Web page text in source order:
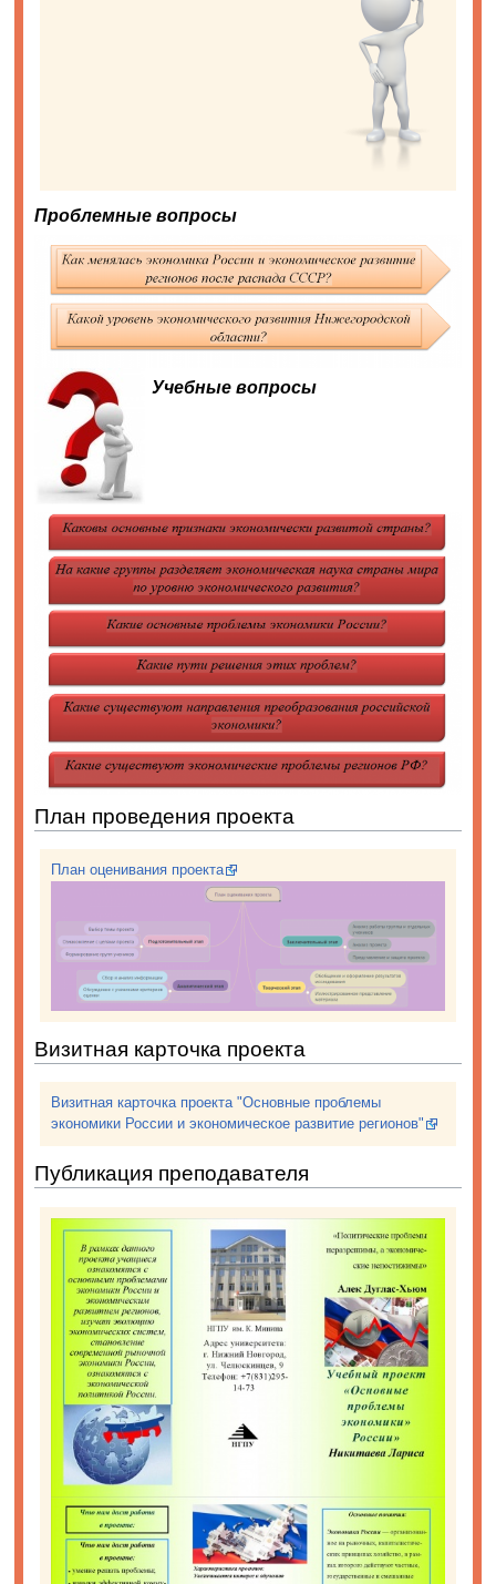
Проблемные вопросы
Учебные вопросы
План проведения проекта
План оценивания проекта
Визитная карточка проекта
Визитная карточка проекта "Основные проблемы
экономики России и экономическое развитие регионов"
Публикация преподавателя